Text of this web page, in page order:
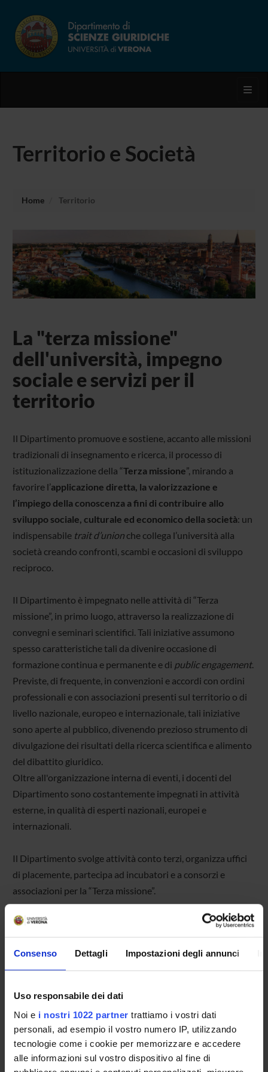
Consenso Dettagli Impostazioni degli annunci
Uso responsabile dei dati
Noi e i nostri 1022 partner trattiamo i vostri dati
personali, ad esempio il vostro numero IP, utilizzando
tecnologie come i cookie per memorizzare e accedere
alle informazioni sul vostro dispositivo al fine di
Territorio e Società
Home Territorio
La "terza missione"
dell'università, impegno
sociale e servizi per il
territorio
Il Dipartimento promuove e sostiene, accanto alle missioni
tradizionali di insegnamento e ricerca, il processo di
istituzionalizzazione della “Terza missione”, mirando a
favorire l’applicazione diretta, la valorizzazione e
l’impiego della conoscenza a fini di contribuire allo
sviluppo sociale, culturale ed economico della società: un
indispensabile trait d’unionche collega l’università alla
società creando confronti, scambi e occasioni di sviluppo
reciproco.
Il Dipartimento è impegnato nelle attività di “Terza
missione”, in primo luogo, attraverso la realizzazione di
convegni e seminari scientifici. Tali iniziative assumono
spesso caratteristiche tali da divenire occasione di
formazione continua e permanente e di public engagement.
Previste, di frequente, in convenzioni e accordi con ordini
professionali e con associazioni presenti sul territorio o di
livello nazionale, europeo e internazionale, tali iniziative
sono aperte al pubblico, divenendo prezioso strumento di
divulgazione dei risultati della ricerca scientifica e alimento
del dibattito giuridico.
Oltre all'organizzazione interna di eventi, i docenti del
Dipartimento sono costantemente impegnati in attività
esterne, in qualità di esperti nazionali, europei e
internazionali.
Il Dipartimento svolge attività conto terzi, organizza uffici
di placemente, partecipa ad incubatori e a consorzi e
associazioni per la “Terza missione”.
Cliniche Legali
Presso il Dipartimento sono operative le Cliniche Legali
realizzate in convenzione con l’Ordine degli Avvocati di
Eventi di PUBLIC ENGAGEMENT